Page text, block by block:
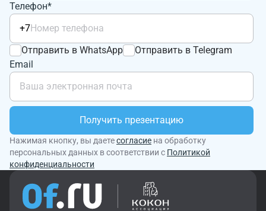
Телефон*
+7
Отправить в WhatsApp
Отправить в Telegram
Email
Получить презентацию
Нажимая кнопку, вы даетесогласие на обработку
персональных данных в соответствии с Политикой
конфиденциальности